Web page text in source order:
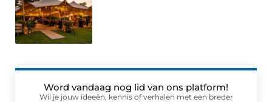
Word vandaag nog lid van ons platform!
Wil je jouw ideeën, kennis of verhalen met een breder